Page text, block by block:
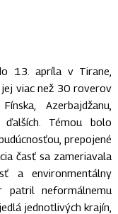
13. apríla v Tirane,
jej viac než 30 roverov
Azerbajdžanu,
ďalších. Témou bolo
prepojené
časť sa zameriavala
a environmentálny
patril neformálnemu
jednotlivých krajín,